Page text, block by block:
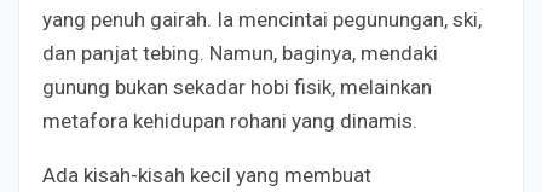
yang penuh gairah. Ia mencintai pegunungan, ski,
dan panjat tebing. Namun, baginya, mendaki
gunung bukan sekadar hobi fisik, melainkan
metafora kehidupan rohani yang dinamis.
Ada kisah-kisah kecil yang membuat